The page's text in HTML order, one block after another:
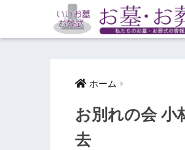
ホーム
お別れの会 小
去